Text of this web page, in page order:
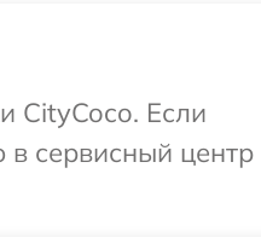
CityCoco. Если
в сервисный центр